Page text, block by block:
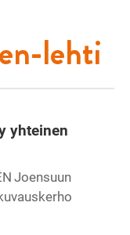
lehti
yhteinen
Joensuun